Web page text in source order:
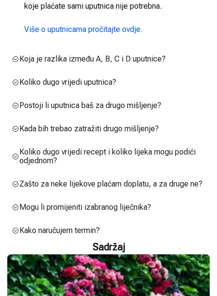
koje plaćate sami uputnica nije potrebna.
Više o uputnicama pročitajte ovdje.
Koja je razlika između A, B, C i D uputnice?
Koliko dugo vrijedi uputnica?
Postoji li uputnica baš za drugo mišljenje?
Kada bih trebao zatražiti drugo mišljenje?
Koliko dugo vrijedi recept i koliko lijeka mogu podići
odjednom?
Zašto za neke lijekove plaćam doplatu, a za druge ne?
Mogu li promijeniti izabranog liječnika?
Kako naručujem termin?
Sadržaj